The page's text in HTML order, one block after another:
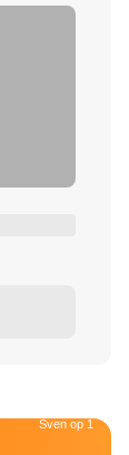
Sven op 1